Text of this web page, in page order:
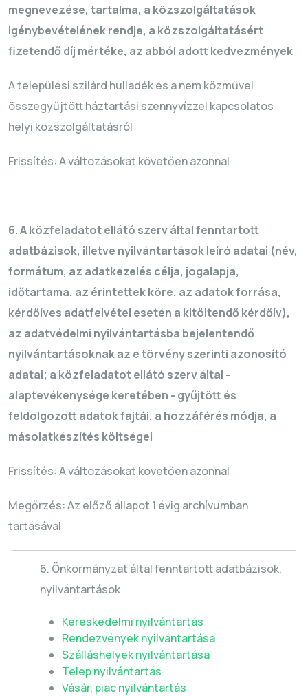
megnevezése, tartalma, a közszolgáltatások
igénybevételének rendje, a közszolgáltatásért
fizetendő díj mértéke, az abból adott kedvezmények
A települési szilárd hulladék és a nem közművel
összegyűjtött háztartási szennyvízzel kapcsolatos
helyi közszolgáltatásról
Frissítés: A változásokat követően azonnal
6. A közfeladatot ellátó szerv által fenntartott
adatbázisok, illetve nyilvántartások leíró adatai (név,
formátum, az adatkezelés célja, jogalapja,
időtartama, az érintettek köre, az adatok forrása,
kérdőíves adatfelvétel esetén a kitöltendő kérdőív),
az adatvédelmi nyilvántartásba bejelentendő
nyilvántartásoknak az e törvény szerinti azonosító
adatai; a közfeladatot ellátó szerv által -
alaptevékenysége keretében - gyűjtött és
feldolgozott adatok fajtái, a hozzáférés módja, a
másolatkészítés költségei
Frissítés: A változásokat követően azonnal
Megőrzés: Az előző állapot 1 évig archívumban
tartásával
6. Önkormányzat által fenntartott adatbázisok,
nyilvántartások
Kereskedelmi nyilvántartás
Rendezvények nyilvántartása
Szálláshelyek nyilvántartása
Telep nyilvántartás
Vásár, piac nyilvántartás